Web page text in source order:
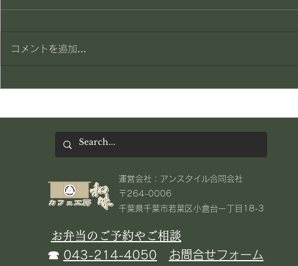
コメントを追加…
​運営会社：アンスタイル合同会社
〒264-0006
千葉県千葉市若葉区小倉台一丁目18-3​
お弁当のご予約やご相談
☎ 043-214-4050 お問合せフォーム